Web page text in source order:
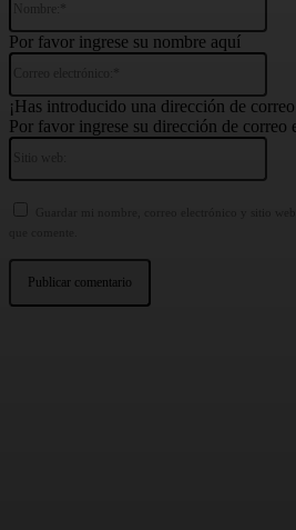
Por favor ingrese su nombre aquí
¡Has introducido una dirección de
Por favor ingrese su dirección de correo